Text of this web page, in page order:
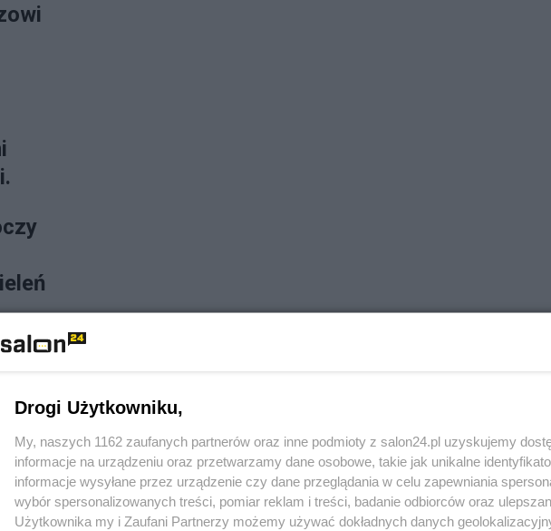
Drogi Użytkowniku,
My, naszych 1162 zaufanych partnerów oraz inne podmioty z salon24.pl uzyskujemy
informacje na urządzeniu oraz przetwarzamy dane osobowe, takie jak unikalne
informacje wysyłane przez urządzenie czy dane przeglądania w celu zapewniania
wybór spersonalizowanych treści, pomiar reklam i treści, badanie odbiorców oraz
Użytkownika my i Zaufani Partnerzy możemy używać dokładnych danych